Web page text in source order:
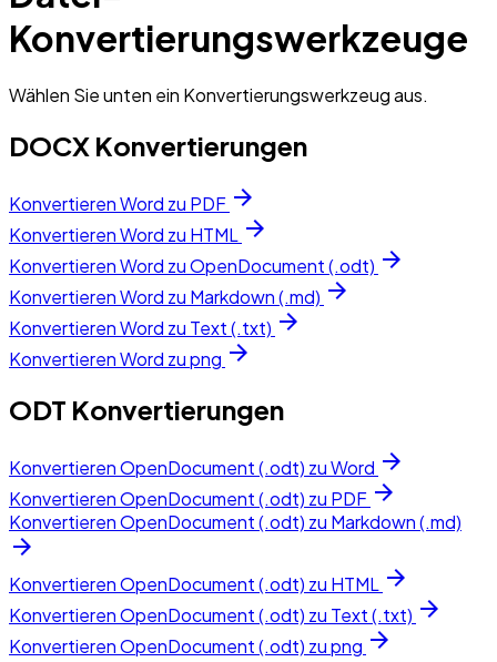
Konvertierungswerkzeuge
Wählen Sie unten ein Konvertierungswerkzeug aus.
DOCX Konvertierungen
Konvertieren Word zu PDF arrow_forward
Konvertieren Word zu HTML arrow_forward
Konvertieren Word zu OpenDocument (.odt) arrow_forward
Konvertieren Word zu Markdown (.md) arrow_forward
Konvertieren Word zu Text (.txt) arrow_forward
Konvertieren Word zu png arrow_forward
ODT Konvertierungen
Konvertieren OpenDocument (.odt) zu Word arrow_forward
Konvertieren OpenDocument (.odt) zu PDF arrow_forward
Konvertieren OpenDocument (.odt) zu Markdown (.md)
arrow_forward
Konvertieren OpenDocument (.odt) zu HTML arrow_forward
Konvertieren OpenDocument (.odt) zu Text (.txt) arrow_forward
Konvertieren OpenDocument (.odt) zu png arrow_forward